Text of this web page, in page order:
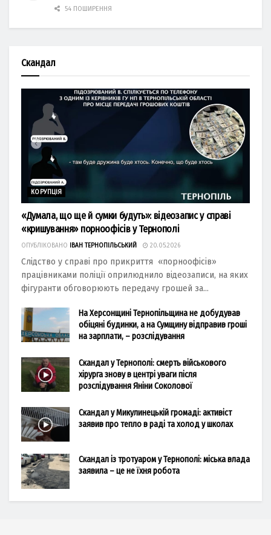
54 ПОШИРЕННЯ
Скандал
КОРУПЦІЯ
«Думала, що ще й сумки будуть»: відеозапис у справі
«кришування» порноофісів у Тернополі
ОПУБЛІКОВАНО ІВАН ТЕРНОПІЛЬСЬКИЙ 20.05.2026
Слідство у справі про прикриття «порноофісів»
працівниками поліції оприлюднило відеозаписи, на яких
фігуранти обговорюють передачу грошей за...
На Херсонщині Тернопільщина не добудував
обіцяні будинки, а на Сумщину відправив гроші
на зарплати, – розслідування
Скандал у Тернополі: смерть військового
хірурга знову в центрі уваги після
розслідування Яніни Соколової
Скандал у Микулинецькій громаді: активіст
заявив про тепло в раді та холод у школах
Скандал із тротуаром у Тернополі: міська влада
заявила – це не їхня робота